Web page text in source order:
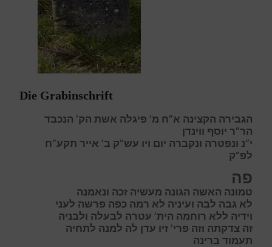
Die Grabinschrift
הגבירה הקצינה א”ח מ’ פיגלה אשת הק’ הנכבד
הר”ר יוסף ווינדן
י”נ ונפטרה ונקברה יום ויו עש”ק ב’ אייר תקע”ח
לפ”ק
פה
טמונה האשה הגונה מעשיה זכה ונאמנה
לא גבה לבה ועיניה לא רמה כפה פרשה לעני
וידיה ללא רוחמה הית’ עטרה לבעלה ולבניה
זה צדקתה וזה פרי’ זיו עדן לה למנה לתחיה
תעמוד ברינה